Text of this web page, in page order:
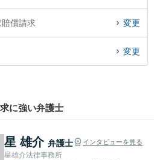
償請求 変更
変更
に強い弁護士
星 雄介 弁護士 インタビューを見る
星雄介法律事務所